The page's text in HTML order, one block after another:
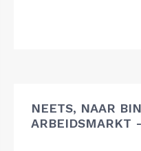
NEETS, NAAR
ARBEIDSMARKT